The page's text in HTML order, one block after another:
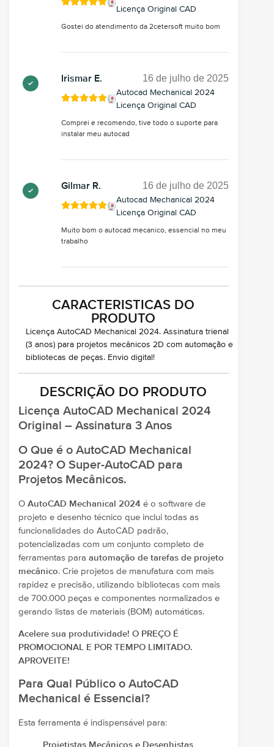
Licença Original CAD
Gostei do atendimento da 2cetersoft muito bom
Irismar E. 16 de julho de 2025
Autocad Mechanical 2024
Licença Original CAD
Comprei e recomendo, tive todo o suporte para
instalar meu autocad
Gilmar R. 16 de julho de 2025
Autocad Mechanical 2024
Licença Original CAD
Muito bom o autocad mecanico, essencial no meu
trabalho
CARACTERISTICAS DO
PRODUTO
Licença AutoCAD Mechanical 2024. Assinatura trienal
(3 anos) para projetos mecânicos 2D com automação e
bibliotecas de peças. Envio digital!
DESCRIÇÃO DO PRODUTO
Licença AutoCAD Mechanical 2024
Original – Assinatura 3 Anos
O Que é o AutoCAD Mechanical
2024? O Super-AutoCAD para
Projetos Mecânicos.
O AutoCAD Mechanical 2024 é o software de
projeto e desenho técnico que inclui todas as
funcionalidades do AutoCAD padrão,
potencializadas com um conjunto completo de
ferramentas para automação de tarefas de projeto
mecânico. Crie projetos de manufatura com mais
rapidez e precisão, utilizando bibliotecas com mais
de 700.000 peças e componentes normalizados e
gerando listas de materiais (BOM) automáticas.
Acelere sua produtividade! O PREÇO É
PROMOCIONAL E POR TEMPO LIMITADO.
APROVEITE!
Para Qual Público o AutoCAD
Mechanical é Essencial?
Esta ferramenta é indispensável para:
Projetistas Mecânicos e Desenhistas